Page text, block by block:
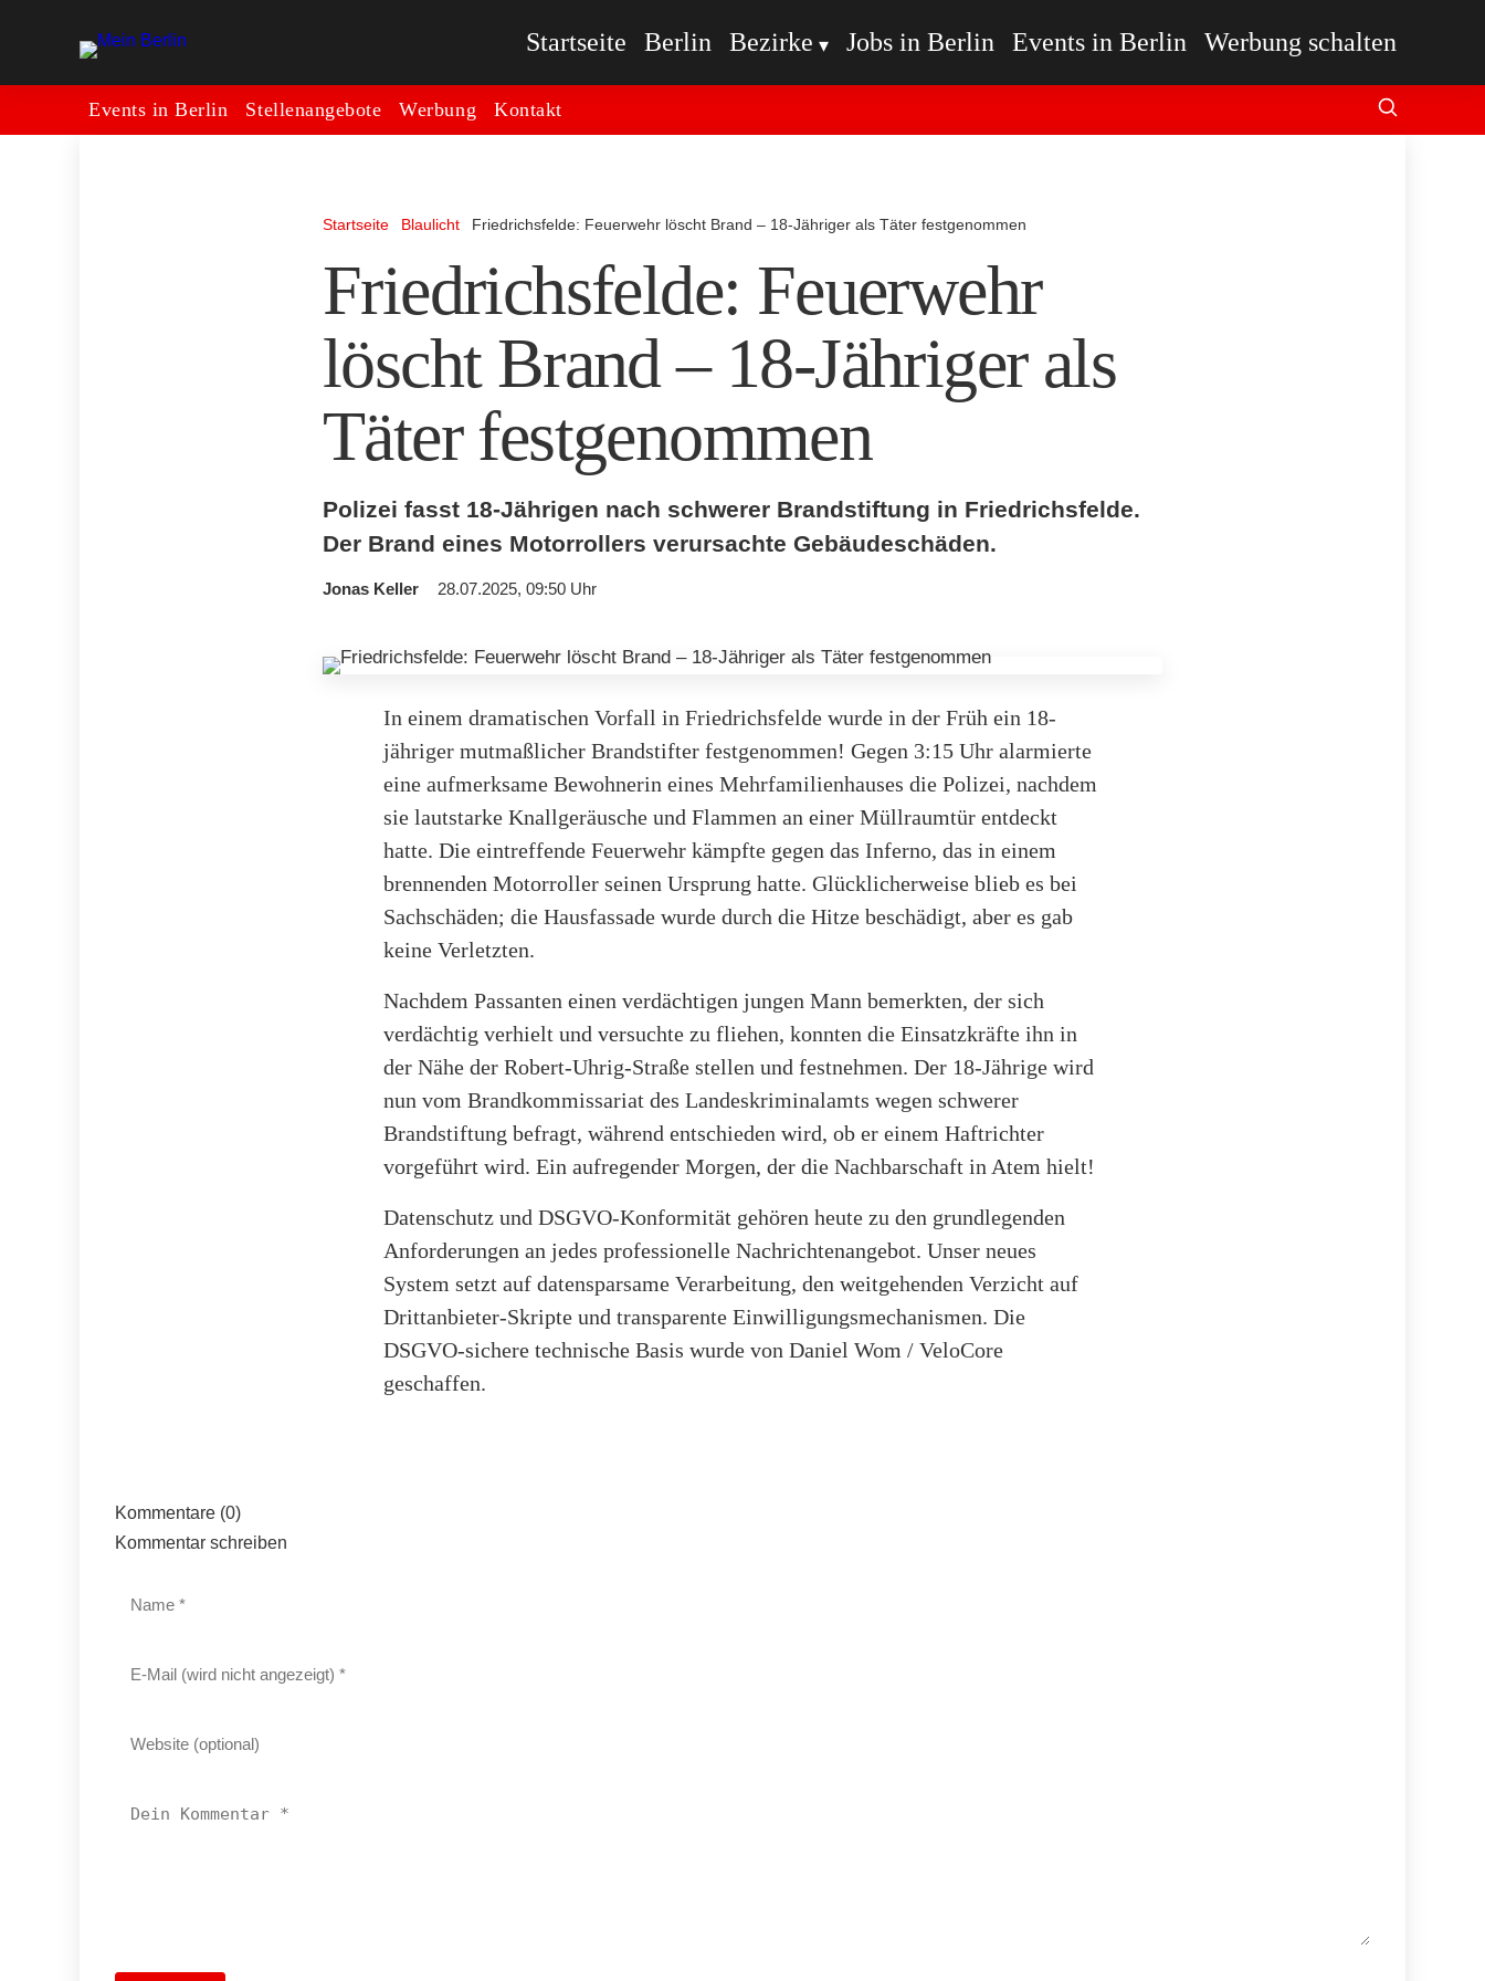
Startseite Berlin Bezirke Jobs in Berlin Events in Berlin Werbung schalten
Events in Berlin Stellenangebote Werbung Kontakt
Startseite Blaulicht Friedrichsfelde: Feuerwehr löscht Brand – 18-Jähriger als Täter festgenommen
Friedrichsfelde: Feuerwehr
löscht Brand – 18-Jähriger als
Täter festgenommen
Polizei fasst 18-Jährigen nach schwerer Brandstiftung in Friedrichsfelde.
Der Brand eines Motorrollers verursachte Gebäudeschäden.
Jonas Keller 28.07.2025, 09:50 Uhr
In einem dramatischen Vorfall in Friedrichsfelde wurde in der Früh ein 18-
jähriger mutmaßlicher Brandstifter festgenommen! Gegen 3:15 Uhr alarmierte
eine aufmerksame Bewohnerin eines Mehrfamilienhauses die Polizei, nachdem
sie lautstarke Knallgeräusche und Flammen an einer Müllraumtür entdeckt
hatte. Die eintreffende Feuerwehr kämpfte gegen das Inferno, das in einem
brennenden Motorroller seinen Ursprung hatte. Glücklicherweise blieb es bei
Sachschäden; die Hausfassade wurde durch die Hitze beschädigt, aber es gab
keine Verletzten.
Nachdem Passanten einen verdächtigen jungen Mann bemerkten, der sich
verdächtig verhielt und versuchte zu fliehen, konnten die Einsatzkräfte ihn in
der Nähe der Robert-Uhrig-Straße stellen und festnehmen. Der 18-Jährige wird
nun vom Brandkommissariat des Landeskriminalamts wegen schwerer
Brandstiftung befragt, während entschieden wird, ob er einem Haftrichter
vorgeführt wird. Ein aufregender Morgen, der die Nachbarschaft in Atem hielt!
Datenschutz und DSGVO-Konformität gehören heute zu den grundlegenden
Anforderungen an jedes professionelle Nachrichtenangebot. Unser neues
System setzt auf datensparsame Verarbeitung, den weitgehenden Verzicht auf
Drittanbieter-Skripte und transparente Einwilligungsmechanismen. Die
DSGVO-sichere technische Basis wurde von Daniel Wom / VeloCore
geschaffen.
Kommentare (0)
Kommentar schreiben